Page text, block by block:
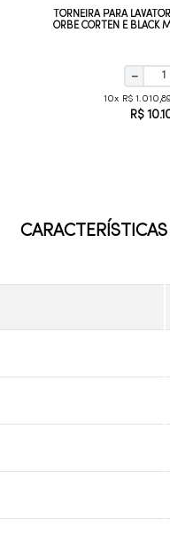
TORNEIRA PARA
ORBE CORTEN E BLACK
－
10 R$ 1.010,89
R$ 10.
CARACTERÍSTICAS